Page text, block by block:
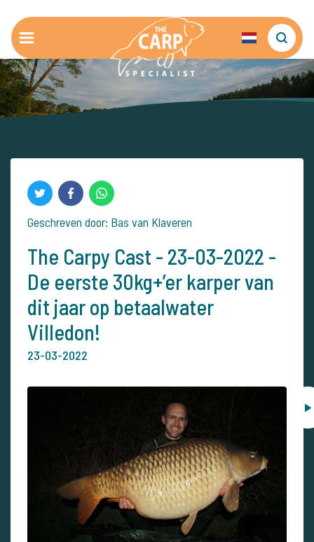
Geschreven door: Bas van Klaveren
The Carpy Cast - 23-03-2022 -
De eerste 30kg+’er karper van
dit jaar op betaalwater
Villedon!
23-03-2022